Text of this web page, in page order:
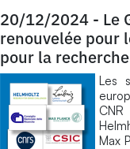
20/12/2024 - Le
renouvelée pour
pour la
Les
CNR
Max